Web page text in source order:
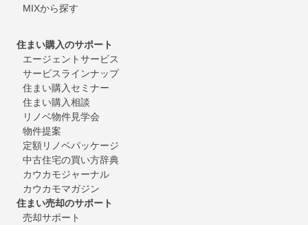
MIXから探す
住まい購入のサポート
エージェントサービス
サービスラインナップ
住まい購入セミナー
住まい購入相談
リノベ物件見学会
物件提案
定額リノベパッケージ
中古住宅の買い方辞典
カウカモジャーナル
カウカモマガジン
住まい売却のサポート
売却サポート